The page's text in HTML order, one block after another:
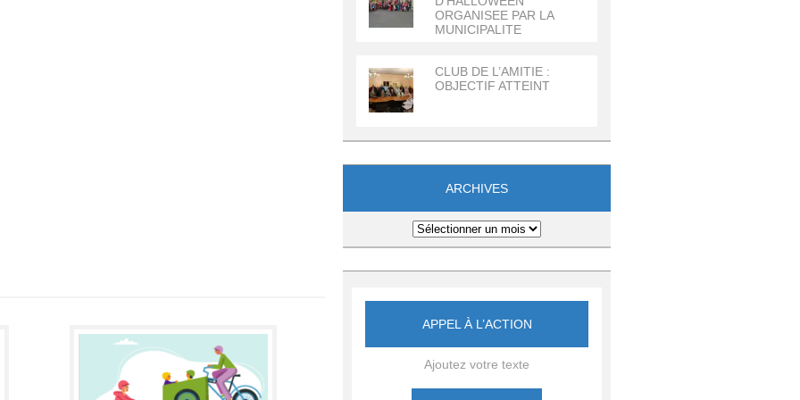
ORGANISEE PAR LA
MUNICIPALITE
CLUB DE L’AMITIE :
OBJECTIF ATTEINT
ARCHIVES
APPEL À L’ACTION
Ajoutez votre texte